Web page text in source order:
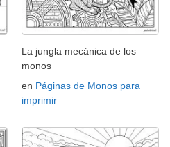
La jungla mecánica de los
monos
en Páginas de Monos para
imprimir